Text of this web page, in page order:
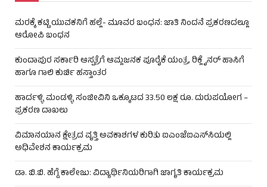
ಮರಕ್ಕೆ ಕಟ್ಟಿ ಯುವಕನಿಗೆ ಹಲ್ಲೆ- ಮೂವರ ಬಂಧನ: ಜಾತಿ ನಿಂದನೆ ಪ್ರಕರಣದಲ್ಲೂ
ಆರೋಪಿ ಬಂಧನ
ಕುಂದಾಪುರ ಸರ್ಕಾರಿ ಆಸ್ಪತ್ರೆಗೆ ಆಮ್ಲಜನಕ ಪೂರೈಕೆ ಯಂತ್ರ, ರಿಕ್ಲೈನರ್ ಹಾಸಿಗೆ
ಹಾಗೂ ಗಾಲಿ ಕುರ್ಚಿ ಹಸ್ತಾಂತರ
ಹಾರ್ದಳ್ಳಿ ಮಂಡಳ್ಳಿ ಸಂಜೀವಿನಿ ಒಕ್ಕೂಟದ 33.50 ಲಕ್ಷ ರೂ. ದುರುಪಯೋಗ –
ಪ್ರಕರಣ ದಾಖಲು
ವಿಮಾನಯಾನ ಕ್ಷೇತ್ರದ ವೃತ್ತಿ ಅವಕಾಶಗಳ ಕುರಿತು ಐಎಂಜೆಐಎಸ್‌ಸಿಯಲ್ಲಿ
ಅಧಿವೇಶನ ಕಾರ್ಯಕ್ರಮ
ಡಾ. ಬಿ.ಬಿ. ಹೆಗ್ಡೆ ಕಾಲೇಜು: ವಿದ್ಯಾರ್ಥಿನಿಯರಿಗಾಗಿ ಜಾಗೃತಿ ಕಾರ್ಯಕ್ರಮ